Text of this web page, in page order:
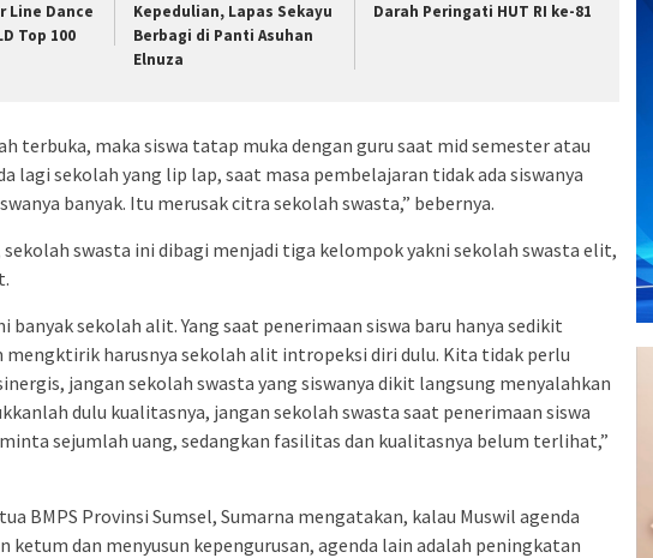
Line Dance
Top 100
Kepedulian, Lapas Sekayu
Berbagi di Panti Asuhan
Elnuza
Darah Peringati HUT RI ke-81
terbuka, maka siswa tatap muka dengan guru saat mid semester atau
lagi sekolah yang lip lap, saat masa pembelajaran tidak ada siswanya
banyak. Itu merusak citra sekolah swasta,” bebernya.
sekolah swasta ini dibagi menjadi tiga kelompok yakni sekolah swasta elit,
banyak sekolah alit. Yang saat penerimaan siswa baru hanya sedikit
mengktirik harusnya sekolah alit intropeksi diri dulu. Kita tidak perlu
jangan sekolah swasta yang siswanya dikit langsung menyalahkan
dulu kualitasnya, jangan sekolah swasta saat penerimaan siswa
sejumlah uang, sedangkan fasilitas dan kualitasnya belum terlihat,”
BMPS Provinsi Sumsel, Sumarna mengatakan, kalau Muswil agenda
ketum dan menyusun kepengurusan, agenda lain adalah peningkatan